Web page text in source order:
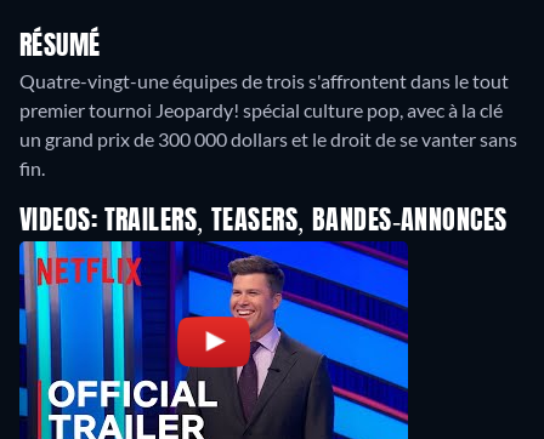
RÉSUMÉ
Quatre-vingt-une équipes de trois s'affrontent dans le tout
premier tournoi Jeopardy! spécial culture pop, avec à la clé
un grand prix de 300 000 dollars et le droit de se vanter sans
VIDEOS: TRAILERS, TEASERS, BANDES-ANNONCES